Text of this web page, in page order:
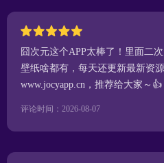
囧次元这个APP太棒了！里面二
壁纸啥都有，每天还更新最新资
www.jocyapp.cn，推荐给大家～👍
评论时间：2026-08-07